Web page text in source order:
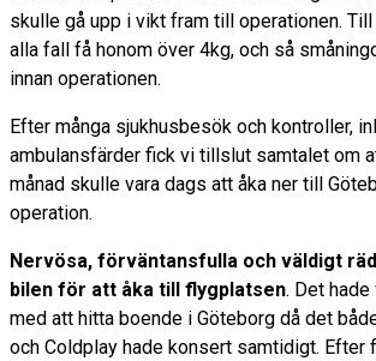
skulle gå upp i vikt fram till operationen.
alla fall få honom över 4kg, och så
innan operationen.
Efter många sjukhusbesök och kontroller,
ambulansfärder fick vi tillslut samtalet om
månad skulle vara dags att åka ner till
operation.
Nervösa, förväntansfulla och väldigt
bilen för att åka till flygplatsen. Det
med att hitta boende i Göteborg då det
och Coldplay hade konsert samtidigt. Efter